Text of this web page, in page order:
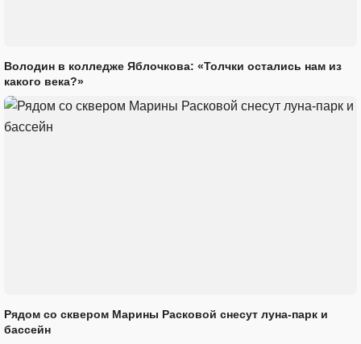
Володин в колледже Яблочкова: «Толчки остались нам из
какого века?»
Рядом со сквером Марины Расковой снесут луна-парк и
бассейн